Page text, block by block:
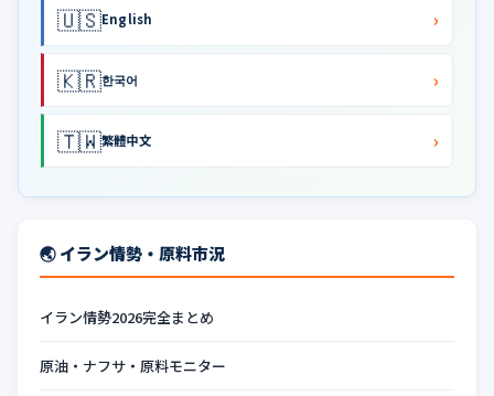
🇺🇸English ›
🇰🇷한국어 ›
🇹🇼繁體中文 ›
🌏 イラン情勢・原料市況
イラン情勢2026完全まとめ
原油・ナフサ・原料モニター